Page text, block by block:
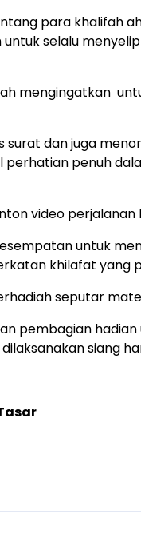
para khalifah
selalu
mengingatkan
surat dan juga
penuh
video perjalanan
untuk
khilafat yang
seputar
pembagian
siang